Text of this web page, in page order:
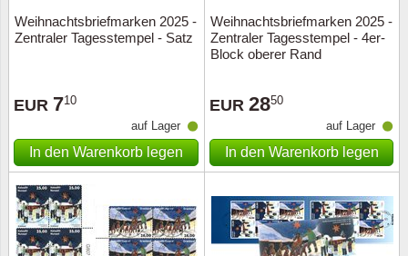
Weihnachtsbriefmarken 2025 -
Zentraler Tagesstempel - Satz
EUR 710
auf Lager
In den Warenkorb legen
Weihnachtsbriefmarken 2025 -
Zentraler Tagesstempel - 4er-
Block oberer Rand
EUR 2850
auf Lager
In den Warenkorb legen